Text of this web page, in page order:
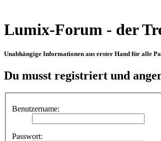
Lumix-Forum - der
Unabhängige Informationen aus erster Hand für alle
Du musst registriert und
Benutzername:
Passwort: